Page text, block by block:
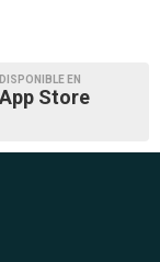
DISPONIBLE EN
App Store